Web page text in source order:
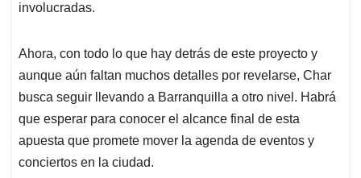
involucradas.
Ahora, con todo lo que hay detrás de este proyecto y
aunque aún faltan muchos detalles por revelarse, Char
busca seguir llevando a Barranquilla a otro nivel. Habrá
que esperar para conocer el alcance final de esta
apuesta que promete mover la agenda de eventos y
conciertos en la ciudad.